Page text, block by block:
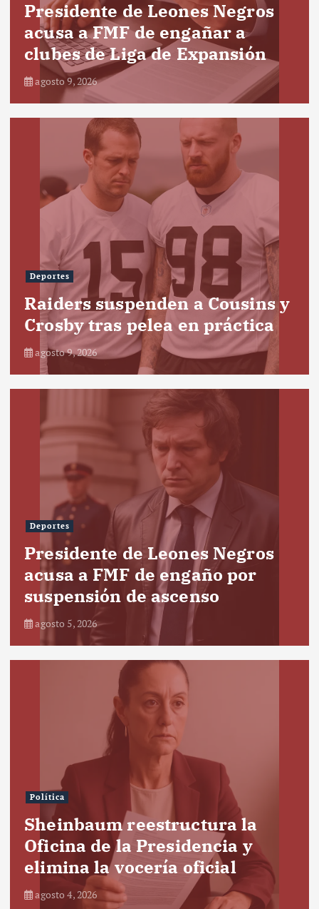
Presidente de Leones Negros
acusa a FMF de engañar a
clubes de Liga de Expansión
agosto 9, 2026
Deportes
Raiders suspenden a Cousins y
Crosby tras pelea en práctica
agosto 9, 2026
Deportes
Presidente de Leones Negros
acusa a FMF de engaño por
suspensión de ascenso
agosto 5, 2026
Política
Sheinbaum reestructura la
Oficina de la Presidencia y
elimina la vocería oficial
agosto 4, 2026